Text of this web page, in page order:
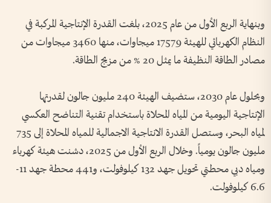
وبنهاية الربع الأول من عام 2025، بلغت القدرة الإنتاجية المركبة في
النظام الكهربائي للهيئة 17579 ميجاوات، منها 3460 ميجاوات من
مصادر الطاقة النظيفة ما يمثل 20 % من مزيج الطاقة.
وبحلول عام 2030، ستضيف الهيئة 240 مليون جالون لقدرتها
الإنتاجية اليومية من المياه المحلاة باستخدام تقنية التناضح العكسي
لمياه البحر، وستصل القدرة الانتاجية الاجمالية للمياه المحلاة إلى 735
مليون جالون يومياً. وخلال الربع الأول من 2025، دشنت هيئة كهرباء
ومياه دبي محطتي تحويل جهد 132 كيلوفولت، و441 محطة جهد 11-
6.6 كيلوفولت.